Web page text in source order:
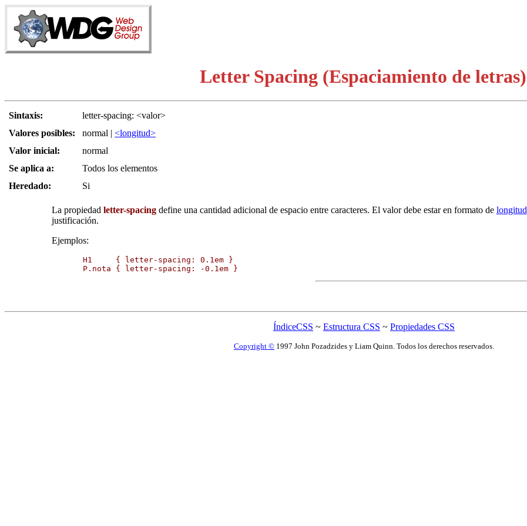
Letter Spacing (Espaciamiento de letras)
Sintaxis:
letter-spacing: <valor>
Valores posibles:
normal | <longitud>
Valor inicial:
normal
Se aplica a:
Todos los elementos
Heredado:
Si
La propiedad letter-spacingdefine una cantidad adicional de espacio entre caracteres. El valor debe estar en formato de longitud
justificación.
Ejemplos:
H1     { letter-spacing: 0.1em }
P.nota { letter-spacing: -0.1em }
ÍndiceCSS ~ Estructura CSS ~ Propiedades CSS
Copyright © 1997 John Pozadzides y Liam Quinn. Todos los derechos reservados.